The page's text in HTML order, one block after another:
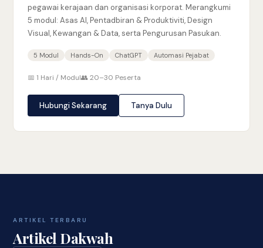
pegawai kerajaan dan organisasi korporat. Merangkumi
5 modul: Asas AI, Pentadbiran & Produktiviti, Design
Visual, Kewangan & Data, serta Pengurusan Pasukan.
5 Modul Hands-On ChatGPT Automasi Pejabat
📅 1 Hari / Modul👥 20–30 Peserta
Hubungi Sekarang Tanya Dulu
ARTIKEL TERBARU
Artikel Dakwah